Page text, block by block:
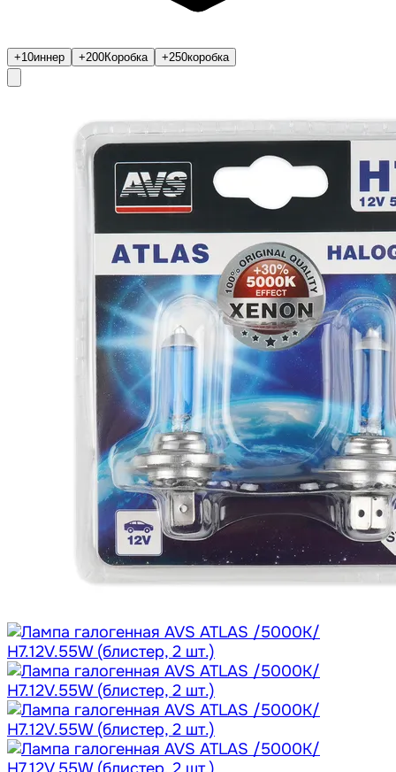
+10иннер +200Коробка +250коробка